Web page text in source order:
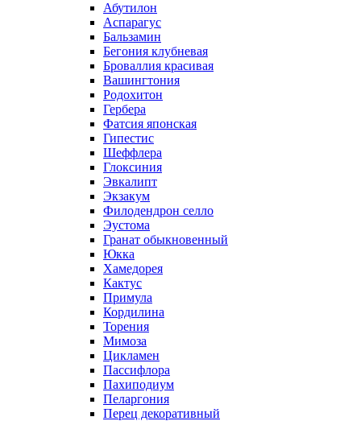
Абутилон
Аспарагус
Бальзамин
Бегония клубневая
Броваллия красивая
Вашингтония
Родохитон
Гербера
Фатсия японская
Гипестис
Шеффлера
Глоксиния
Эвкалипт
Экзакум
Филодендрон селло
Эустома
Гранат обыкновенный
Юкка
Хамедорея
Кактус
Примула
Кордилина
Торения
Мимоза
Цикламен
Пассифлора
Пахиподиум
Пеларгония
Перец декоративный